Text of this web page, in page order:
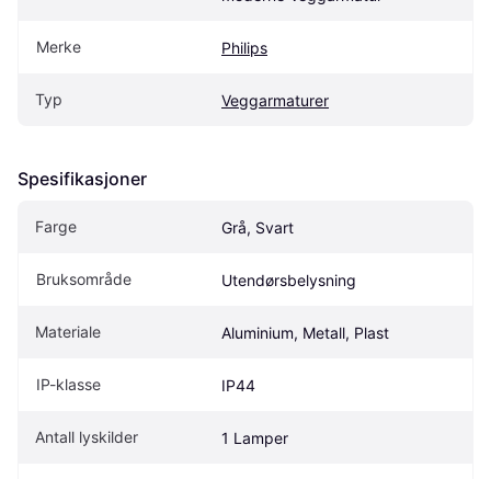
Merke Philips
Typ Veggarmaturer
Spesifikasjoner
Farge Grå, Svart
Bruksområde Utendørsbelysning
Materiale Aluminium, Metall, Plast
IP-klasse IP44
Antall lyskilder 1 Lamper